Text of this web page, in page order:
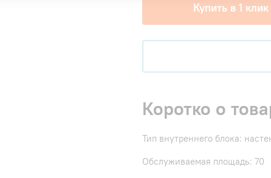
Купить в 1 клик
Коротко о
Тип внутреннего блока:
Обслуживаемая площадь: 70